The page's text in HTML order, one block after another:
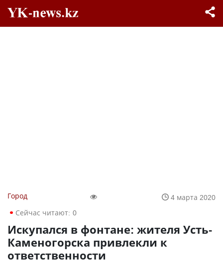
Город
4 марта 2020
Сейчас читают: 0
Искупался в фонтане: жителя Усть-
Каменогорска привлекли к
ответственности